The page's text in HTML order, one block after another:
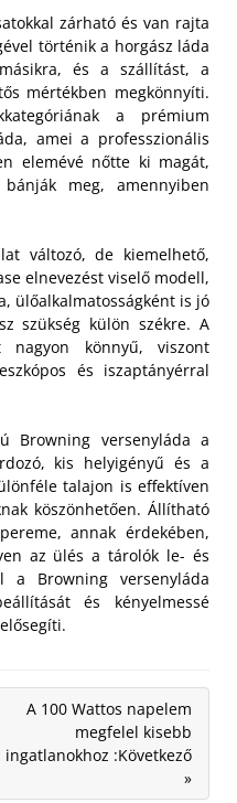
zárható és van rajta
történik a horgász láda
és a szállítást, a
mértékben megkönnyíti.
a prémium
amei a professzionális
elemévé nőtte ki magát,
meg, amennyiben
változó, de kiemelhető,
elnevezést viselő modell,
ülőalkalmatosságként is jó
szükség külön székre. A
könnyű, viszont
és iszaptányérral
Browning versenyláda a
kis helyigényű és a
talajon is effektíven
köszönhetően. Állítható
annak érdekében,
az ülés a tárolók le- és
a Browning versenyláda
és kényelmessé
A 100 Wattos napelem
megfelel kisebb
ingatlanokhoz :Következő
»